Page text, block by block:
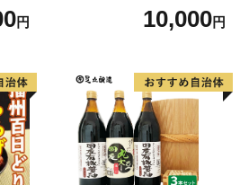
円 10,000円